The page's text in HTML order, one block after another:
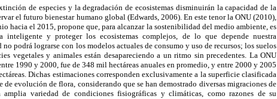
de especies y la degradación de ecosistemas disminuirán la capacidad de la
el futuro bienestar humano global (Edwards, 2006). En este tenor la ONU (2010),
hacia el 2015, propone que, para alcanzar la sostenibilidad del medio ambiente, es
inteligente y proteger los ecosistemas complejos, de lo que depende nuestra
podrá lograrse con los modelos actuales de consumo y uso de recursos; los suelos
vegetales y animales están desapareciendo a un ritmo sin precedentes. La ONU
1990 y 2000, fue de 348 mil hectáreas anuales en promedio, y entre 2000 y 2005
Dichas estimaciones corresponden exclusivamente a la superficie clasificada
evolución de flora, considerando que se han demostrado diversas migraciones de
variedad de condiciones fisiográficas y climáticas, como razones de su